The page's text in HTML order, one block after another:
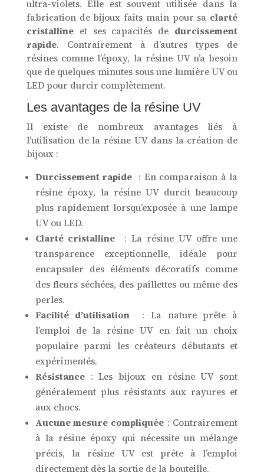
ultra-violets. Elle est souvent utilisée dans la
fabrication de bijoux faits main pour sa clarté
cristallineet ses capacités de durcissement
rapide. Contrairement à d’autres types de
résines comme l’époxy, la résine UV n’a besoin
que de quelques minutes sous une lumière UV ou
LED pour durcir complètement.
Les avantages de la résine UV
Il existe de nombreux avantages liés à
l’utilisation de la résine UV dans la création de
bijoux :
Durcissement rapide : En comparaison à la
résine époxy, la résine UV durcit beaucoup
plus rapidement lorsqu’exposée à une lampe
UV ou LED.
Clarté cristalline: La résine UV offre une
transparence exceptionnelle, idéale pour
encapsuler des éléments décoratifs comme
des fleurs séchées, des paillettes ou même des
perles.
Facilité d’utilisation: La nature prête à
l’emploi de la résine UV en fait un choix
populaire parmi les créateurs débutants et
expérimentés.
Résistance: Les bijoux en résine UV sont
généralement plus résistants aux rayures et
aux chocs.
Aucune mesure compliquée : Contrairement
à la résine époxy qui nécessite un mélange
précis, la résine UV est prête à l’emploi
directement dès la sortie de la bouteille.